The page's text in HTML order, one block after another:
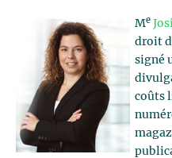
Me
droit
signé
coûts